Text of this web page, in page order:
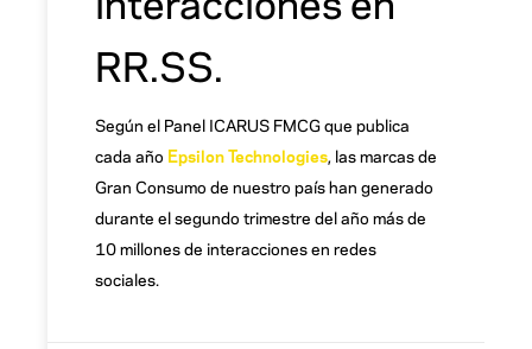
RR.SS.
Según el Panel ICARUS FMCG que publica
cada año Epsilon Technologies, las marcas de
Gran Consumo de nuestro país han generado
durante el segundo trimestre del año más de
10 millones de interacciones en redes
sociales.